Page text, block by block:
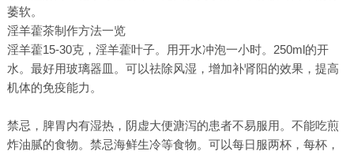
萎软。
淫羊藿茶制作方法一览
淫羊藿15-30克，淫羊藿叶子。用开水冲泡一小时。250ml的开
水。最好用玻璃器皿。可以祛除风湿，增加补肾阳的效果，提高
机体的免疫能力。
禁忌，脾胃内有湿热，阴虚大便溏泻的患者不易服用。不能吃煎
炸油腻的食物。禁忌海鲜生冷等食物。可以每日服两杯，每杯，